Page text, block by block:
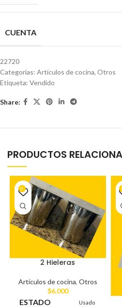
CUENTA
22720
Categorías: Artículos de cocina, Otros
Etiqueta: Vendido
Share:
PRODUCTOS
2 Hieleras
Artículos de cocina, Otros
$6.000
ESTADO Usado
0